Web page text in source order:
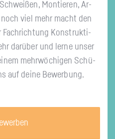
Mon­tie­ren, Ar­
viel mehr macht den
Fach­rich­tung Kon­struk­ti­
dar­über und lerne unser
mehr­wö­chi­gen Schü­
auf deine Be­wer­bung.